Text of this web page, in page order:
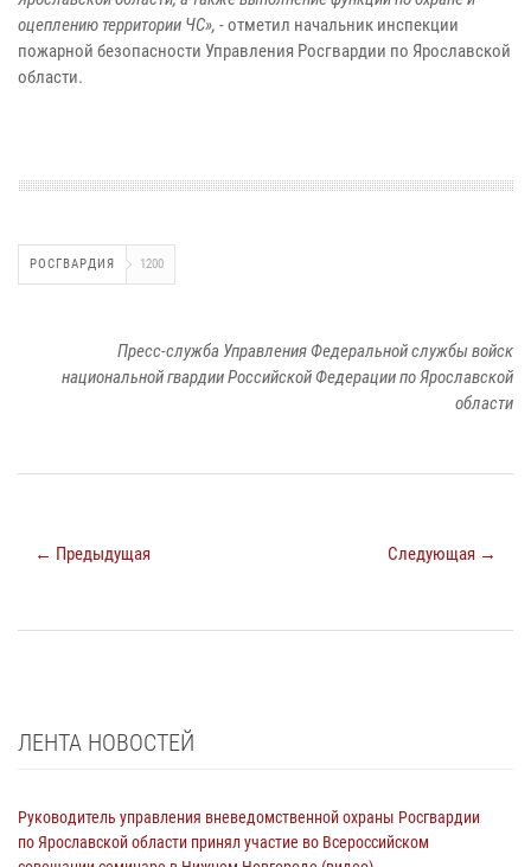
оцеплению территории ЧС», -отметил начальник инспекции
пожарной безопасности Управления Росгвардии по Ярославской
области.
РОСГВАРДИЯ 1200
Пресс-служба Управления Федеральной службы войск
национальной гвардии Российской Федерации по Ярославской
области
← Предыдущая Следующая →
ЛЕНТА НОВОСТЕЙ
Руководитель управления вневедомственной охраны Росгвардии
по Ярославской области принял участие во Всероссийском